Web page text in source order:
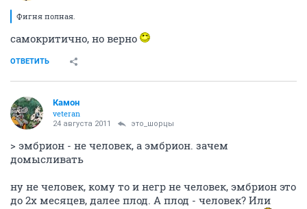
Фигня полная.
самокритично, но верно
ОТВЕТИТЬ
Камон
veteran
24 августа 2011 это_шорцы
> эмбрион - не человек, а эмбрион. зачем
домысливать
ну не человек, кому то и негр не человек, эмбрион это
до 2х месяцев, далее плод. А плод - человек? Или